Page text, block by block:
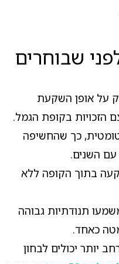
שבוחרים
על אופן השקעת
הזכויות בקופת הגמל.
כך שהחשיפה
עם השנים.
בתוך הקופה ללא
תנודתיות גבוהה
כאחד.
יותר יכולים לבחון